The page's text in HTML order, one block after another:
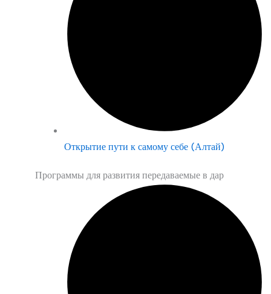
Открытие пути к самому себе (Алтай)
Программы для развития передаваемые в дар